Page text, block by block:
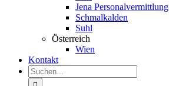
Jena Perso­nal­ver­mittlung
Schmal­kalden
Suhl
Öster­reich
Wien
Kontakt
Suche
nach: